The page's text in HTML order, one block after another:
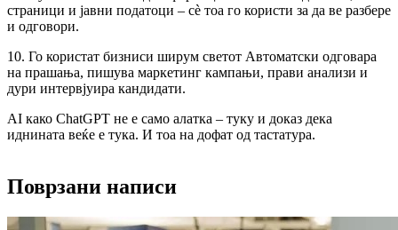
страници и јавни податоци – сè тоа го користи за да ве разбере
и одговори.
10. Го користат бизниси ширум светот Автоматски одговара
на прашања, пишува маркетинг кампањи, прави анализи и
дури интервјуира кандидати.
AI како ChatGPT не е само алатка – туку и доказ дека
иднината веќе е тука. И тоа на дофат од тастатура.
Поврзани написи